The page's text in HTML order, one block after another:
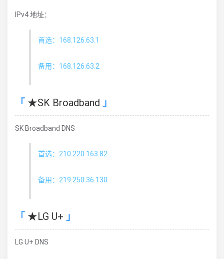
IPv4 地址：
首选：168.126.63.1
备用：168.126.63.2
★SK Broadband
SK Broadband DNS
首选：210.220.163.82
备用：219.250.36.130
★LG U+
LG U+ DNS